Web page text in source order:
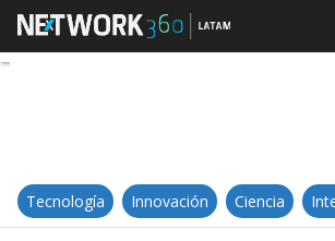
Fenalco
Tecnología Innovación Ciencia